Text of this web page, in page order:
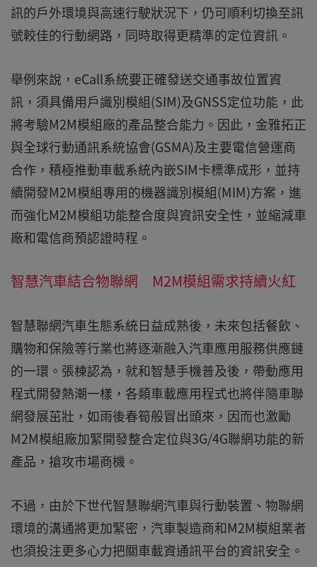
訊的戶外環境與高速行駛狀況下，仍可順利切換至訊
號較佳的行動網路，同時取得更精準的定位資訊。
舉例來說，eCall系統要正確發送交通事故位置資
訊，須具備用戶識別模組(SIM)及GNSS定位功能，此
將考驗M2M模組廠的產品整合能力。因此，金雅拓正
與全球行動通訊系統協會(GSMA)及主要電信營運商
合作，積極推動車載系統內嵌SIM卡標準成形，並持
續開發M2M模組專用的機器識別模組(MIM)方案，進
而強化M2M模組功能整合度與資訊安全性，並縮減車
廠和電信商預認證時程。
智慧汽車結合物聯網 M2M模組需求持續火紅
智慧聯網汽車生態系統日益成熟後，未來包括餐飲、
購物和保險等行業也將逐漸融入汽車應用服務供應鏈
的一環。張棟認為，就和智慧手機普及後，帶動應用
程式開發熱潮一樣，各類車載應用程式也將伴隨車聯
網發展茁壯，如雨後春筍般冒出頭來，因而也激勵
M2M模組廠加緊開發整合定位與3G/4G聯網功能的新
產品，搶攻市場商機。
不過，由於下世代智慧聯網汽車與行動裝置、物聯網
環境的溝通將更加緊密，汽車製造商和M2M模組業者
也須投注更多心力把關車載資通訊平台的資訊安全。